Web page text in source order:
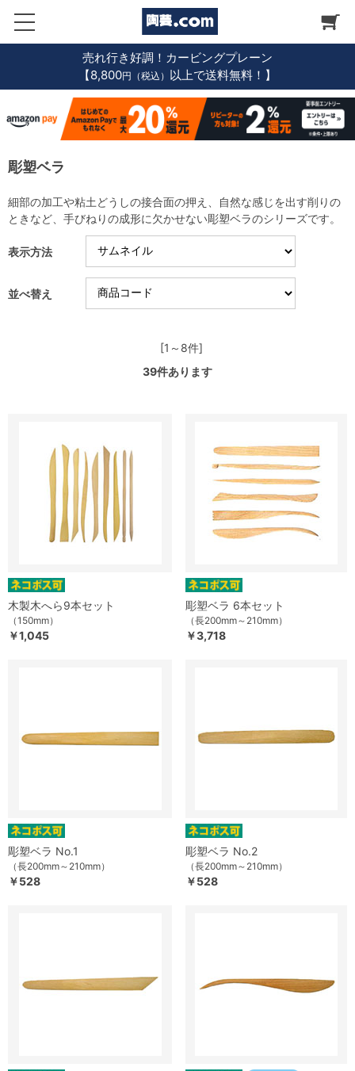
売れ行き好調！カービングプレーン
【8,800円（税込） 以上で送料無料！】
彫塑ベラ
細部の加工や粘土どうしの接合面の押え、自然な感じを出す削りの
ときなど、手びねりの成形に欠かせない彫塑ベラのシリーズです。
表示方法
並べ替え
[1～8件]
39件あります
木製木へら9本セット
（150mm）
￥1,045
彫塑ベラ 6本セット
（長200mm～210mm）
￥3,718
彫塑ベラ No.1
（長200mm～210mm）
￥528
彫塑ベラ No.2
（長200mm～210mm）
￥528